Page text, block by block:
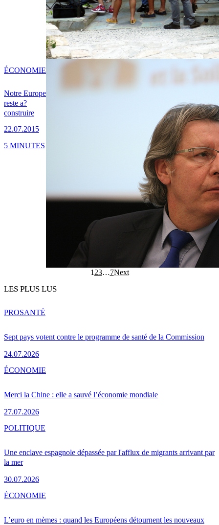
Notre Europe
reste a?
construire
22.07.2015
ÉCONOMIE
5 MINUTES
1 23…7Next
LES PLUS LUS
Sept pays votent contre le programme de santé de la Commission
24.07.2026
PROSANTÉ
Merci la Chine : elle a sauvé l’économie mondiale
27.07.2026
ÉCONOMIE
Une enclave espagnole dépassée par l'afflux de migrants arrivant par
la mer
30.07.2026
POLITIQUE
L’euro en mèmes : quand les Européens détournent les nouveaux
ÉCONOMIE